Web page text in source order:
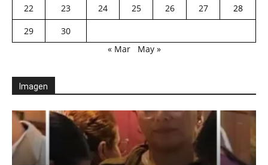
22
23 24 25 26 27
28
29
30
« Mar
May »
Imagen